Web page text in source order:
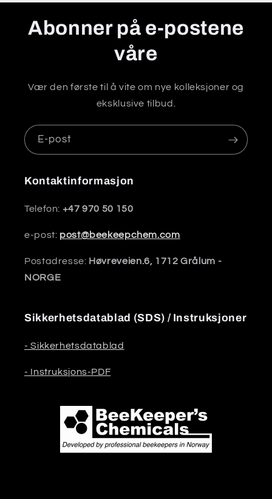
Abonner på e-postene
våre
Vær den første til å vite om nye kolleksjoner og
eksklusive tilbud.
E-post
Kontaktinformasjon
Telefon: +47 970 50 150
e-post: post@beekeepchem.com
Postadresse: Høvreveien.6, 1712 Grålum -
NORGE
Sikkerhetsdatablad (SDS) / Instruksjoner
- Sikkerhetsdatablad
- Instruksjons-PDF